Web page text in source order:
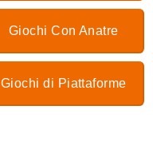
Giochi Con Anatre
Giochi di Piattaforme